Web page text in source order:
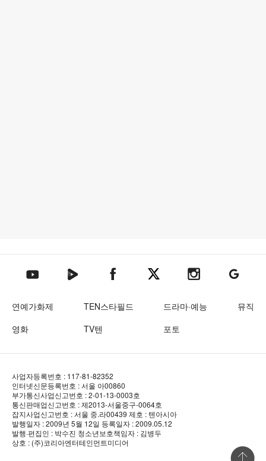
텐아시아 유튜브텐아시아 네이버TV텐아시아 페이스북텐아시아 엑스텐아시아 인스타그램
텐아시아
연예가화제 TEN스타필드 드라마·예능
뮤직
영화
TV텐 포토
사업자등록번호 : 117-81-82352
인터넷신문등록번호 : 서울 아00860
부가통신사업신고번호 : 2-01-13-0003호
통신판매업신고번호 : 제2013-서울중구-0064호
잡지사업신고번호 : 서울 중.라00439 제호 : 텐아시아
발행일자 : 2009년 5월 12일 등록일자 : 2009.05.12
발행·편집인 : 박수진 청소년보호책임자 : 김병두
상호 : (주)코리아엔터테인먼트미디어
상단 바로